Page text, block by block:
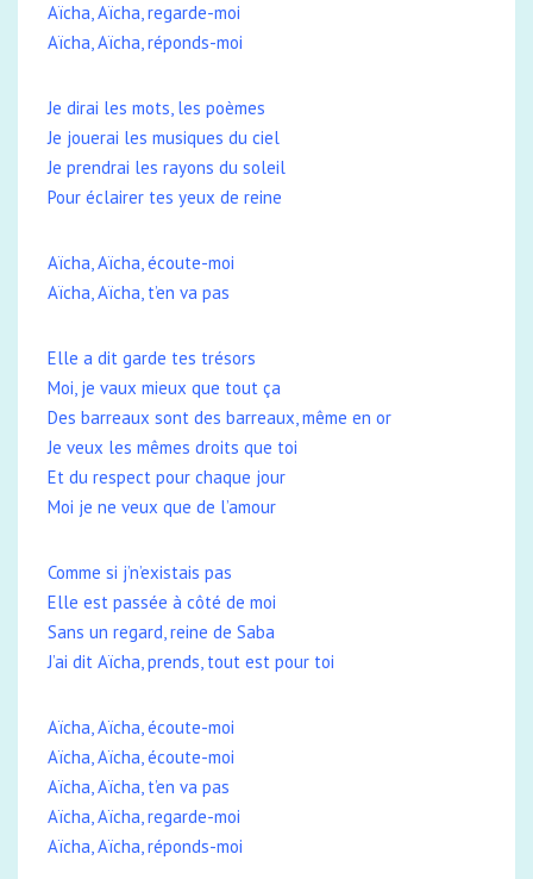
Aïcha, Aïcha, regarde-moi
Aïcha, Aïcha, réponds-moi
Je dirai les mots, les poèmes
Je jouerai les musiques du ciel
Je prendrai les rayons du soleil
Pour éclairer tes yeux de reine
Aïcha, Aïcha, écoute-moi
Aïcha, Aïcha, t’en va pas
Elle a dit garde tes trésors
Moi, je vaux mieux que tout ça
Des barreaux sont des barreaux, même en or
Je veux les mêmes droits que toi
Et du respect pour chaque jour
Moi je ne veux que de l’amour
Comme si j’n’existais pas
Elle est passée à côté de moi
Sans un regard, reine de Saba
J’ai dit Aïcha, prends, tout est pour toi
Aïcha, Aïcha, écoute-moi
Aïcha, Aïcha, écoute-moi
Aïcha, Aïcha, t’en va pas
Aïcha, Aïcha, regarde-moi
Aïcha, Aïcha, réponds-moi